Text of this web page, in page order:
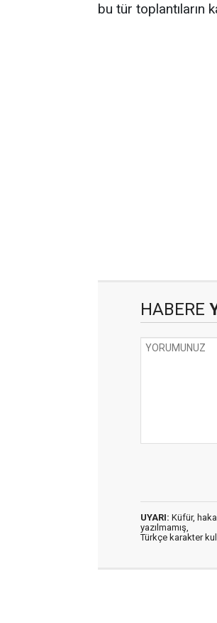
bu tür toplantıların
HABERE
UYARI: Küfür,
yazılmamış,
Türkçe karakter